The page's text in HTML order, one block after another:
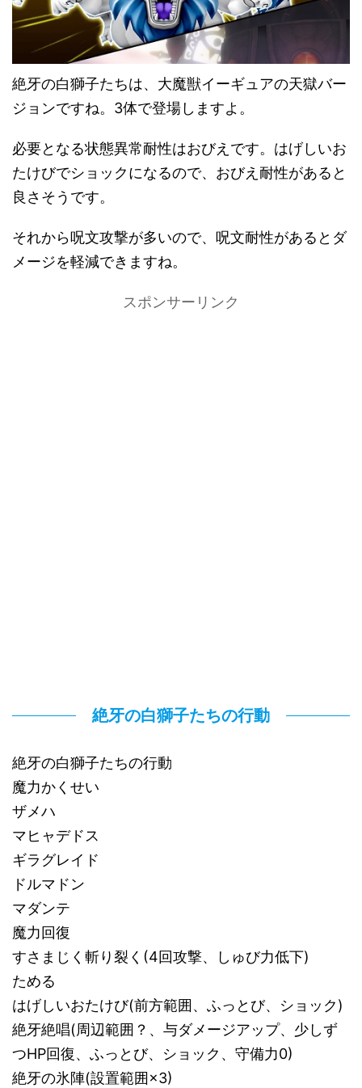
絶牙の白獅子たちは、大魔獣イーギュアの天獄バー
ジョンですね。3体で登場しますよ。
必要となる状態異常耐性はおびえです。はげしいお
たけびでショックになるので、おびえ耐性があると
良さそうです。
それから呪文攻撃が多いので、呪文耐性があるとダ
メージを軽減できますね。
スポンサーリンク
絶牙の白獅子たちの行動
絶牙の白獅子たちの行動
魔力かくせい
ザメハ
マヒャデドス
ギラグレイド
ドルマドン
マダンテ
魔力回復
すさまじく斬り裂く(4回攻撃、しゅび力低下)
ためる
はげしいおたけび(前方範囲、ふっとび、ショック)
絶牙絶唱(周辺範囲？、与ダメージアップ、少しず
つHP回復、ふっとび、ショック、守備力0)
絶牙の氷陣(設置範囲×3)